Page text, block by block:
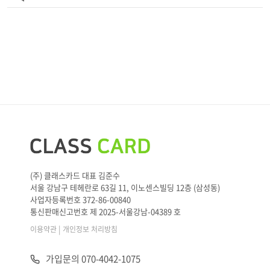
(주) 클래스카드 대표 김준수
서울 강남구 테헤란로 63길 11, 이노센스빌딩 12층 (삼성동)
사업자등록번호 372-86-00840
통신판매신고번호 제 2025-서울강남-04389 호
이용약관 | 개인정보 처리방침
가입문의 070-4042-1075